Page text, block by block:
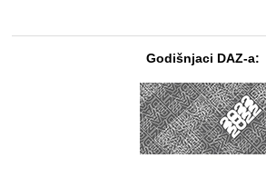
Godišnjaci DAZ-a: